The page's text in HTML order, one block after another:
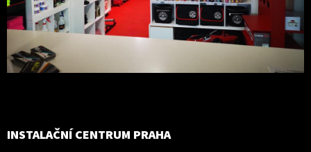
INSTALAČNÍ CENTRUM PRAHA